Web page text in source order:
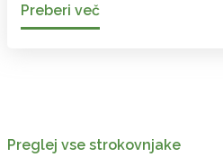
Preberi več
Preglej vse strokovnjake